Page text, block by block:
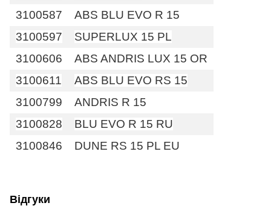
3100587
ABS BLU EVO R 15
3100597
SUPERLUX 15 PL
3100606
ABS ANDRIS LUX 15 OR
3100611
ABS BLU EVO RS 15
3100799
ANDRIS R 15
3100828
BLU EVO R 15 RU
3100846
DUNE RS 15 PL EU
Відгуки